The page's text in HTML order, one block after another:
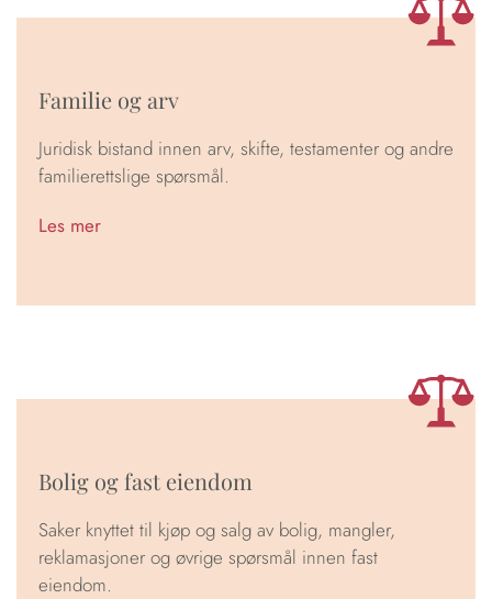
Familie og arv
Juridisk bistand innen arv, skifte, testamenter og andre
familierettslige spørsmål.
Les mer
Bolig og fast eiendom
Saker knyttet til kjøp og salg av bolig, mangler,
reklamasjoner og øvrige spørsmål innen fast
eiendom.